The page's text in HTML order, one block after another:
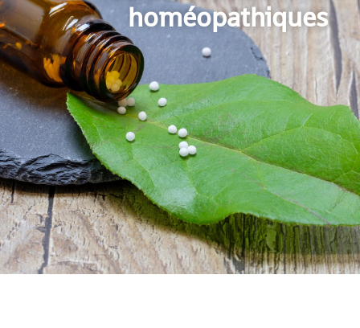
homéopathiques